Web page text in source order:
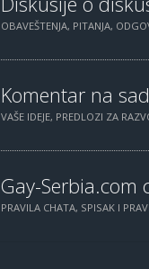
OBAVEŠTENJA, PITANJA,
Komentar na
VAŠE IDEJE, PREDLOZI ZA
Gay-Serbia.com
PRAVILA CHATA, SPISAK I